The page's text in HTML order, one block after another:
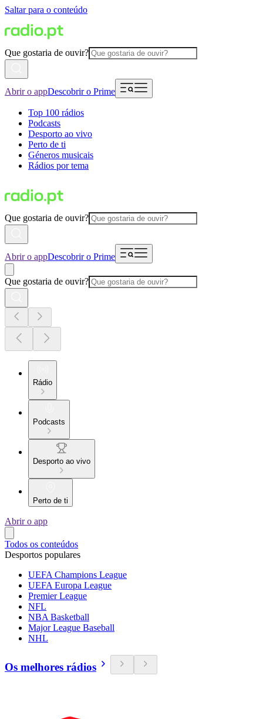
Saltar para o conteúdo
Que gostaria de ouvir?
Abrir o appDescobrir o Prime
Top 100 rádios
Podcasts
Desporto ao vivo
Perto de ti
Géneros musicais
Rádios por tema
Que gostaria de ouvir?
Abrir o appDescobrir o Prime
Que gostaria de ouvir?
Rádio
Podcasts
Desporto ao vivo
Perto de ti
Abrir o app
Todos os conteúdos
Desportos populares
UEFA Champions League
UEFA Europa League
Premier League
NFL
NBA Basketball
Major League Baseball
NHL
Os melhores rádios